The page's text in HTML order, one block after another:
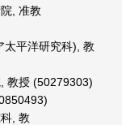
, 准教
太平洋研究科), 教
教授 (50279303)
, 教